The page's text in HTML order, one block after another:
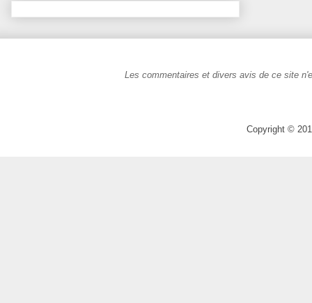
Les commentaires et divers avis de ce site
Copyright ©